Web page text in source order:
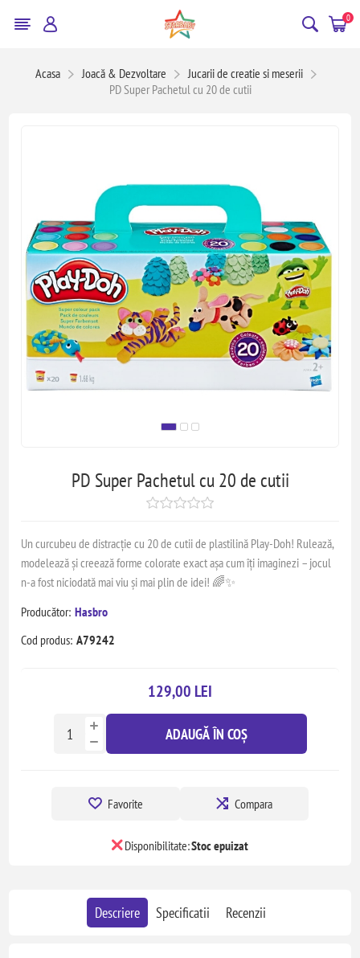
0
Acasa Joacă & Dezvoltare
Jucarii de creatie si meserii
PD Super Pachetul cu 20 de cutii
PD Super Pachetul cu 20 de cutii
Un curcubeu de distracție cu 20 de cutii de plastilină Play-Doh! Rulează,
modelează și creează forme colorate exact așa cum îți imaginezi – jocul
n-a fost niciodată mai viu și mai plin de idei! 🌈✨
Producător: Hasbro
Cod produs: A79242
129,00 LEI
ADAUGĂ ÎN COȘ
Favorite Compara
Disponibilitate:Stoc epuizat
Descriere Specificatii Recenzii